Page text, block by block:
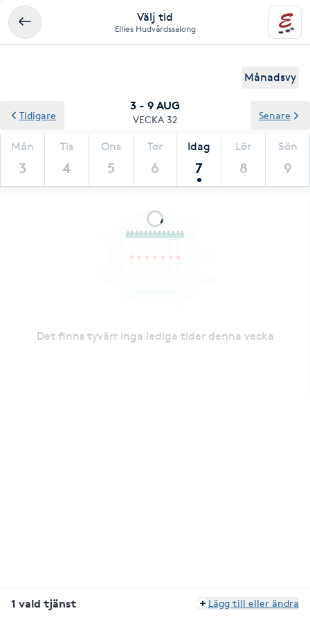
Välj tid
Ellies Hudvårdssalong
Månadsvy
3 - 9 AUG
VECKA 32
Mån
3
Tis
4
Ons
5
Tor
6
Idag
7
Lör
8
Sön
9
Tidigare Senare
Det finns tyvärr inga lediga tider denna vecka
1 vald tjänst Lägg till eller ändra